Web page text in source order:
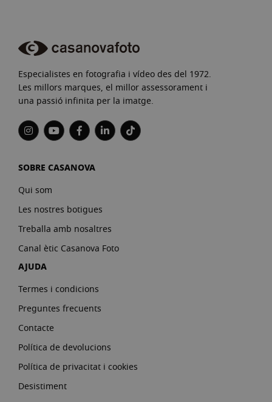
Especialistes en fotografia i vídeo des del 1972.
Les millors marques, el millor assessorament i
una passió infinita per la imatge.
SOBRE CASANOVA
Qui som
Les nostres botigues
Treballa amb nosaltres
Canal ètic Casanova Foto
AJUDA
Termes i condicions
Preguntes frecuents
Contacte
Política de devolucions
Política de privacitat i cookies
Desistiment